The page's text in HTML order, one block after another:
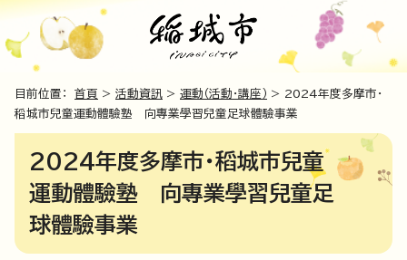
目前位置： 首頁 > 活動資訊 > 運動（活動・講座） > 2024年度多摩市・
稻城市兒童運動體驗塾 向專業學習兒童足球體驗事業
2024年度多摩市・稻城市兒童
運動體驗塾 向專業學習兒童足
球體驗事業